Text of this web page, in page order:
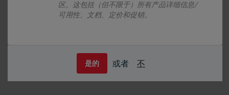
区。这包括（但不限于）所有产品详细信息/
可用性、文档、定价和促销。
是的 或者 不